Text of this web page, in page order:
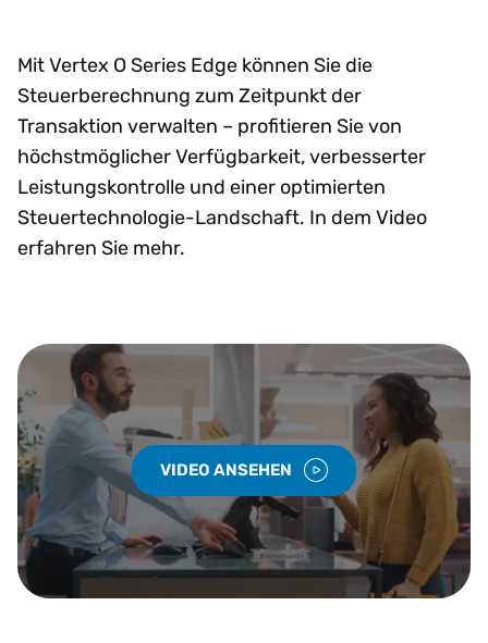
Mit Vertex O Series Edge können Sie die
Steuerberechnung zum Zeitpunkt der
Transaktion verwalten – profitieren Sie von
höchstmöglicher Verfügbarkeit, verbesserter
Leistungskontrolle und einer optimierten
Steuertechnologie-Landschaft. In dem Video
erfahren Sie mehr.
VIDEO ANSEHEN